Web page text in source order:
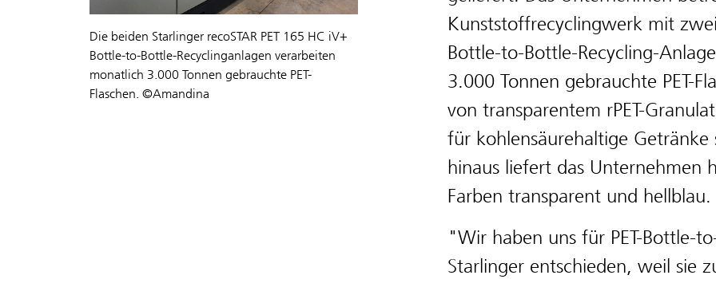
Die beiden Starlinger recoSTAR PET 165 HC iV+
Bottle-to-Bottle-Recyclinganlagen verarbeiten
monatlich 3.000 Tonnen gebrauchte PET-
Flaschen. ©Amandina
Kunststoffrecyclingwerk mit
Bottle-to-Bottle-Recycling-
3.000 Tonnen gebrauchte PET-
von transparentem rPET-
für kohlensäurehaltige
hinaus liefert das Unternehmen
Farben transparent und hellblau.
"Wir haben uns für PET-Bottle-
Starlinger entschieden, weil sie